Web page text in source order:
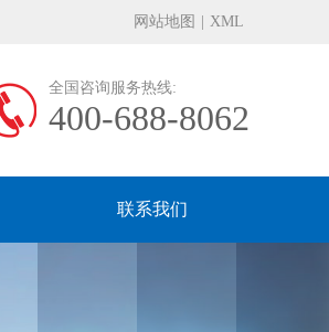
网站地图 XML
全国咨询服务热线:
400-688-8062
联系我们